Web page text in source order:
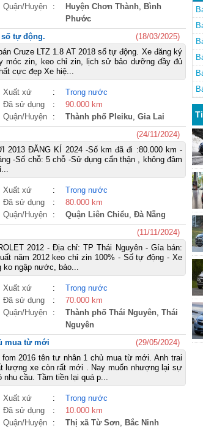
Quận/Huyện : Huyện Chơn Thành, Bình
Phước
số tự động.
(18/03/2025)
Cruze LTZ 1.8 AT 2018 số tự động. Xe đăng ký
móc zin, keo chỉ zin, lịch sử bảo dưỡng đầy đủ
cực đẹp Xe hiệ...
Xuất xứ :
Trong nước
Đã sử dụng :
90.000 km
Quận/Huyện : Thành phố Pleiku, Gia Lai
(24/11/2024)
2013 ĐĂNG KÍ 2024 -Số km đã đi :80.000 km -
-Số chỗ: 5 chỗ -Sử dụng cẩn thận , không đâm
Xuất xứ :
Trong nước
Đã sử dụng :
80.000 km
Quận/Huyện : Quận Liên Chiểu, Đà Nẵng
(11/11/2024)
2012 - Địa chỉ: TP Thái Nguyên - Gía bán:
năm 2012 keo chỉ zin 100% - Số tự động - Xe
ko ngập nước, bảo...
Xuất xứ :
Trong nước
Đã sử dụng :
70.000 km
Quận/Huyện : Thành phố Thái Nguyên, Thái
Nguyên
mua từ mới
(29/05/2024)
fom 2016 tên tư nhân 1 chủ mua từ mới. Anh trai
lượng xe còn rất mới . Nay muốn nhượng lại sự
nhu cầu. Tầm tiền lại quá p...
Xuất xứ :
Trong nước
Đã sử dụng :
10.000 km
Quận/Huyện : Thị xã Từ Sơn, Bắc Ninh